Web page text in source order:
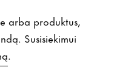
arba produktus,
Susisiekimui
.